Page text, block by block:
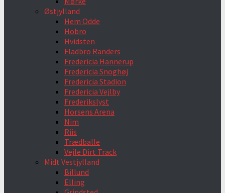
Østjylland
Hem Odde
Hobro
Hvidsten
Fladbro Randers
Fredericia Hannerup
Fredericia Snoghøj
Fredericia Stadion
Fredericia Vejlby
Frederikslyst
Horsens Arena
Nim
Riis
Trædballe
Vejle Dirt Track
Midt Vestjylland
Billund
Elling